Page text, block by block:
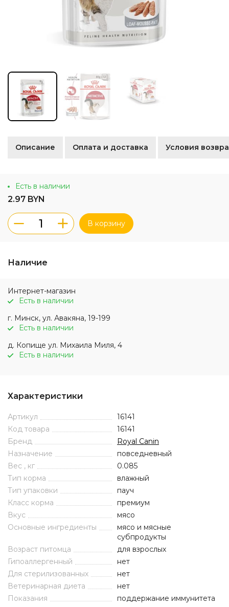
Описание Оплата и доставка Условия
Есть в наличии
2.97 BYN
В корзину
Наличие
Интернет-магазин
Есть в наличии
г. Минск, ул. Авакяна, 19-199
Есть в наличии
д. Копище ул. Михаила Миля, 4
Есть в наличии
Характеристики
Артикул
16141
Код товара
16141
Бренд
Royal Canin
Назначение
повседневный
Вес , кг
0.085
Тип корма
влажный
Тип упаковки
пауч
Класс корма
премиум
Вкус
мясо
Основные ингредиенты
мясо и мясные
субпродукты
Возраст питомца
для взрослых
Гипоаллергенный
нет
Для стерилизованных
нет
Ветеринарная диета
нет
Показания
поддержание иммунитета